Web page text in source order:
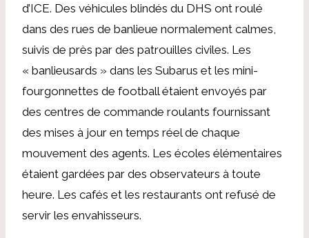
d’ICE. Des véhicules blindés du DHS ont roulé
dans des rues de banlieue normalement calmes,
suivis de près par des patrouilles civiles. Les
« banlieusards » dans les Subarus et les mini-
fourgonnettes de football étaient envoyés par
des centres de commande roulants fournissant
des mises à jour en temps réel de chaque
mouvement des agents. Les écoles élémentaires
étaient gardées par des observateurs à toute
heure. Les cafés et les restaurants ont refusé de
servir les envahisseurs.